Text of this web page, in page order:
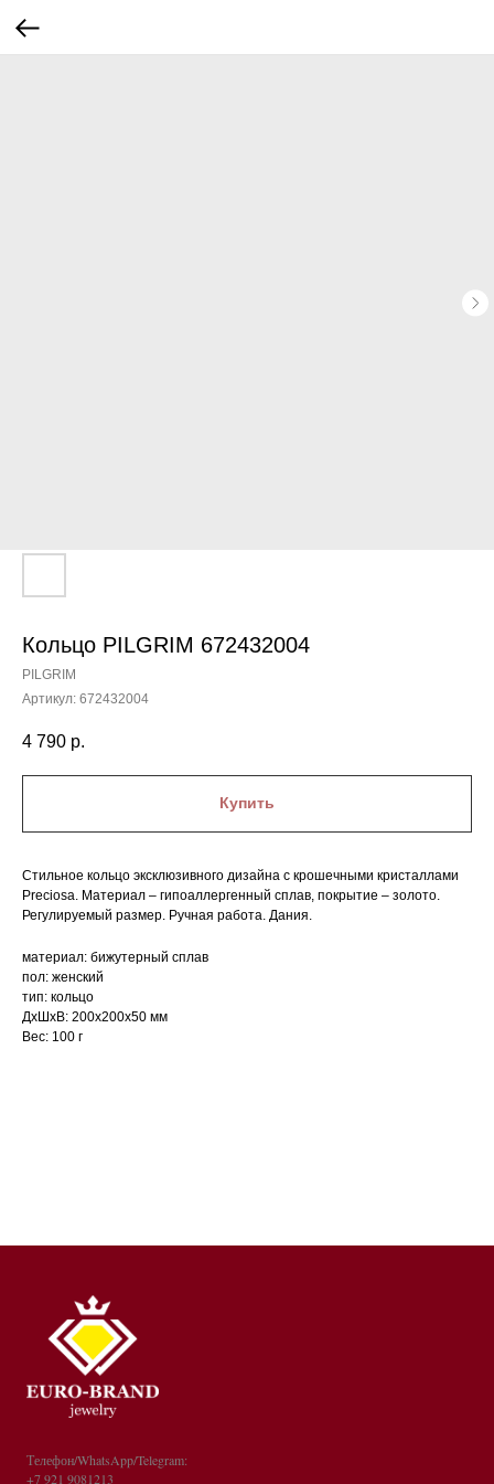
Кольцо PILGRIM 672432004
PILGRIM
Артикул: 672432004
4 790 р.
Купить
Стильное кольцо эксклюзивного дизайна с крошечными кристаллами
Preciosa. Материал – гипоаллергенный сплав, покрытие – золото.
Регулируемый размер. Ручная работа. Дания.
материал: бижутерный сплав
пол: женский
тип: кольцо
ДxШxВ: 200x200x50 мм
Вес: 100 г
Телефон/WhatsApp/Telegram:
+7 921 9081213